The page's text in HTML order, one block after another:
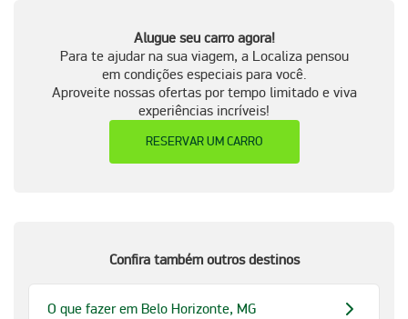
Alugue seu carro agora!
Para te ajudar na sua viagem, a Localiza pensou
em condições especiais para você.
Aproveite nossas ofertas por tempo limitado e viva
experiências incríveis!
RESERVAR UM CARRO
Confira também outros destinos
O que fazer em Belo Horizonte, MG